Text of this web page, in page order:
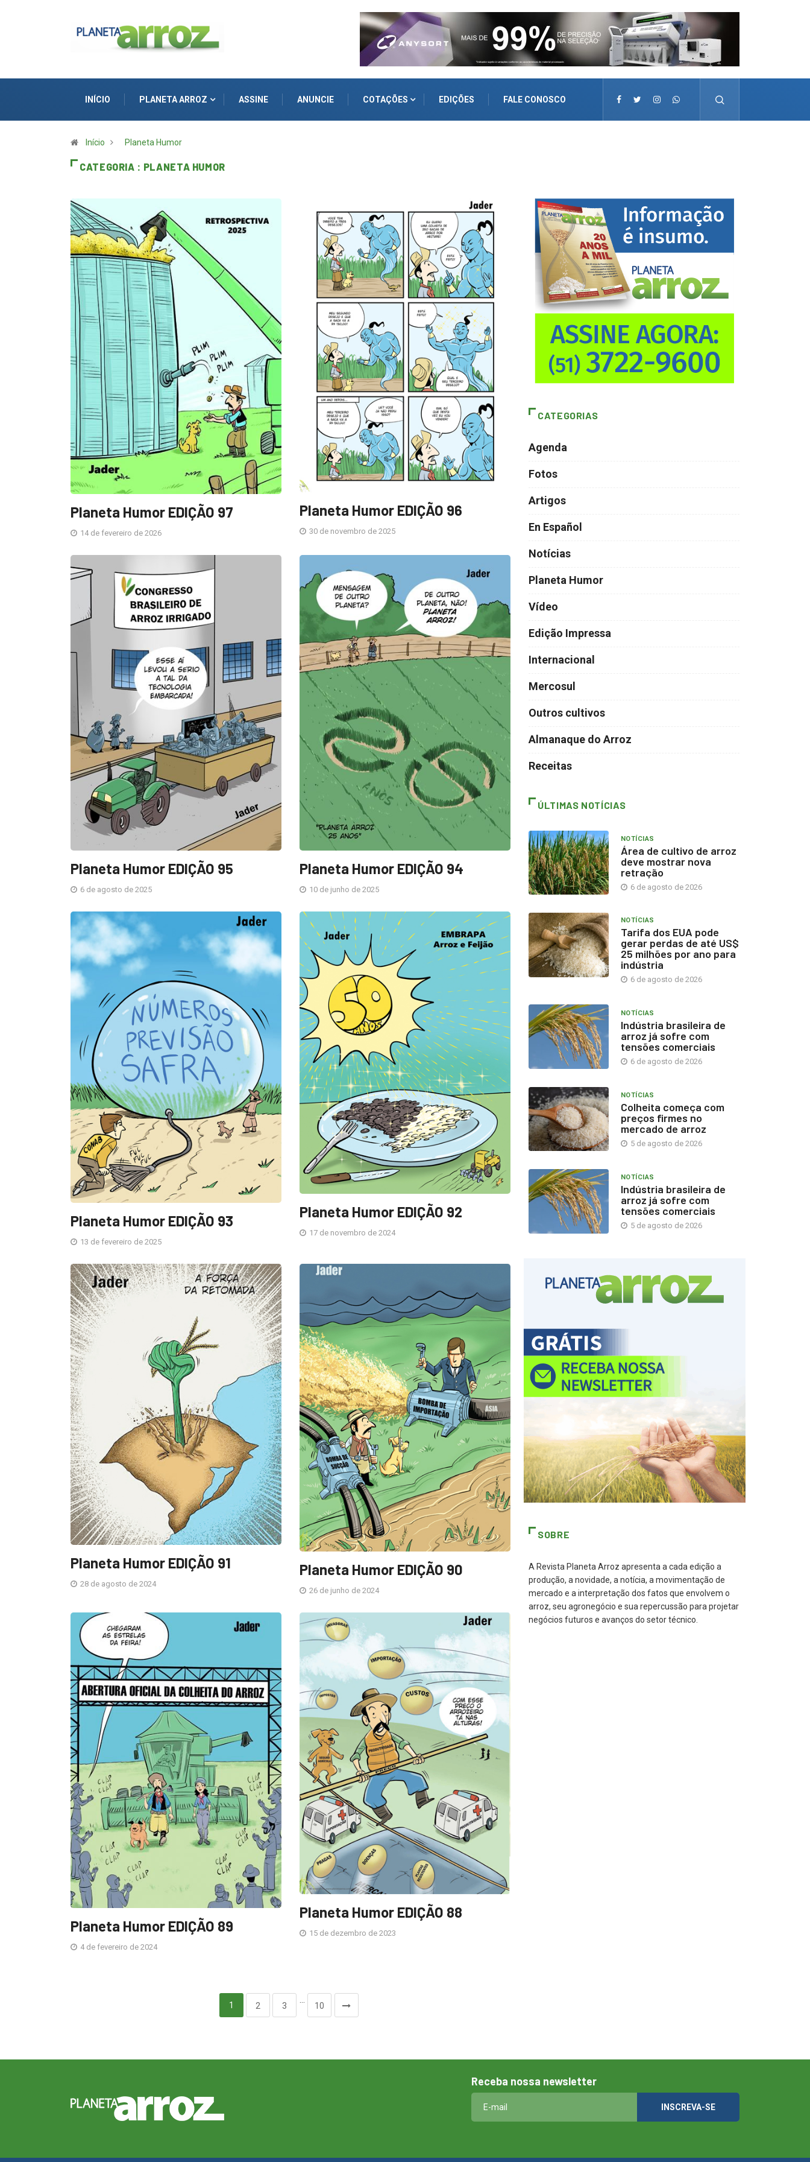
INÍCIO PLANETA ARROZ ASSINE ANUNCIE COTAÇÕES EDIÇÕES FALE CONOSCO
Início Planeta Humor
CATEGORIA : PLANETA HUMOR
Planeta Humor EDIÇÃO 97
14 de fevereiro de 2026
Planeta Humor EDIÇÃO 96
30 de novembro de 2025
Planeta Humor EDIÇÃO 95
6 de agosto de 2025
Planeta Humor EDIÇÃO 94
10 de junho de 2025
Planeta Humor EDIÇÃO 93
13 de fevereiro de 2025
Planeta Humor EDIÇÃO 92
17 de novembro de 2024
Planeta Humor EDIÇÃO 91
28 de agosto de 2024
Planeta Humor EDIÇÃO 90
26 de junho de 2024
Planeta Humor EDIÇÃO 89
4 de fevereiro de 2024
Planeta Humor EDIÇÃO 88
15 de dezembro de 2023
1 2 3 10
CATEGORIAS
Agenda
Fotos
Artigos
En Español
Notícias
Planeta Humor
Vídeo
Edição Impressa
Internacional
Mercosul
Outros cultivos
Almanaque do Arroz
Receitas
ÚLTIMAS NOTÍCIAS
NOTÍCIAS
Área de cultivo de arroz
deve mostrar nova
retração
6 de agosto de 2026
NOTÍCIAS
Tarifa dos EUA pode
gerar perdas de até US$
25 milhões por ano para
indústria
6 de agosto de 2026
NOTÍCIAS
Indústria brasileira de
arroz já sofre com
tensões comerciais
6 de agosto de 2026
NOTÍCIAS
Colheita começa com
preços firmes no
mercado de arroz
5 de agosto de 2026
NOTÍCIAS
Indústria brasileira de
arroz já sofre com
tensões comerciais
5 de agosto de 2026
SOBRE
A Revista Planeta Arroz apresenta a cada edição a
produção, a novidade, a notícia, a movimentação de
mercado e a interpretação dos fatos que envolvem o
arroz, seu agronegócio e sua repercussão para projetar
negócios futuros e avanços do setor técnico.
Receba nossa newsletter